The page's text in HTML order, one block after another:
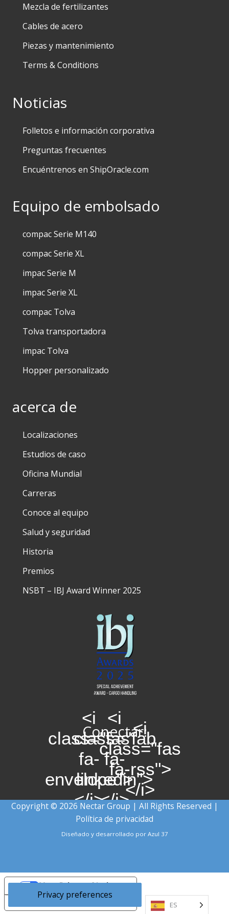
Mezcla de fertilizantes
Cables de acero
Piezas y mantenimiento
Terms & Conditions
Noticias
Folletos e información corporativa
Preguntas frecuentes
Encuéntrenos en ShipOracle.com
Equipo de embolsado
compac Serie M140
compac Serie XL
impac Serie M
impac Serie XL
compac Tolva
Tolva transportadora
impac Tolva
Hopper personalizado
acerca de
Localizaciones
Estudios de caso
Oficina Mundial
Carreras
Conoce al equipo
Salud y seguridad
Historia
Premios
NSBT – IBJ Award Winner 2025
Conectar:
<i
class="fas
fa-
envelope">
</i>
<i
class="fab
fa-
linkedin">
</i>
<i
class="fas
fa-rss">
</i>
Copyright © 2026 Nectar Group | All Rights Reserved |
Política de privacidad
Diseñado y desarrollado por Azul 37
ES
Notice at collection
Your Privacy Choices